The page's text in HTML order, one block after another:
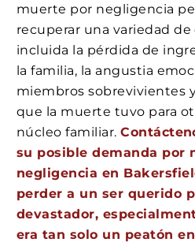
muerte por negligencia
recuperar una variedad
incluida la pérdida de
la familia, la angustia
miembros sobrevivientes
que la muerte tuvo para
núcleo familiar.
su posible demanda por
negligencia en
perder a un ser querido
devastador,
era tan solo un peatón